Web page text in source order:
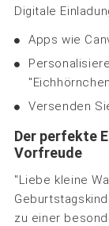
Digitale
Apps wie
Versenden
Der perfekte
Vorfreude
"Liebe kleine
zu einer